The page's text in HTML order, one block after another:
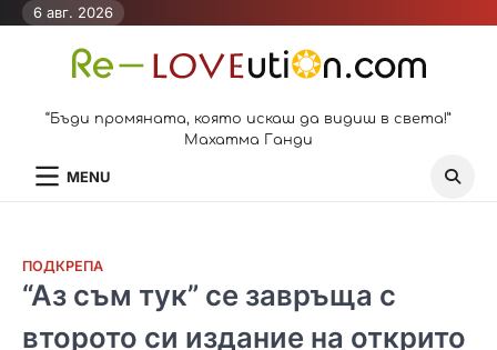
Skip6 авг. 2026
“Бъди промяната, която искаш да видиш в света!”
Махатма Ганди
MENU
ПОДКРЕПА
“Аз съм тук” се завръща с
второто си издание на открито